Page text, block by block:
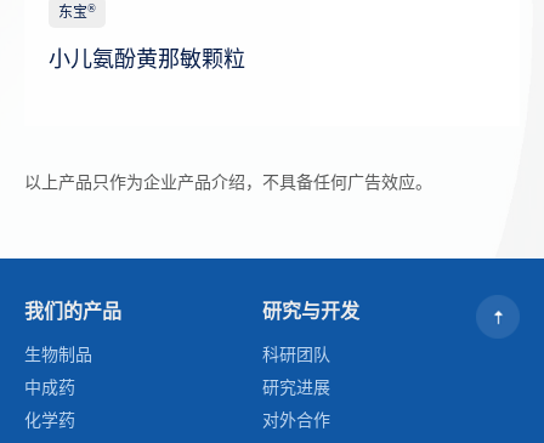
东宝®
小儿氨酚黄那敏颗粒
以上产品只作为企业产品介绍，不具备任何广告效应。
我们的产品
生物制品
中成药
化学药
研究与开发
科研团队
研究进展
对外合作